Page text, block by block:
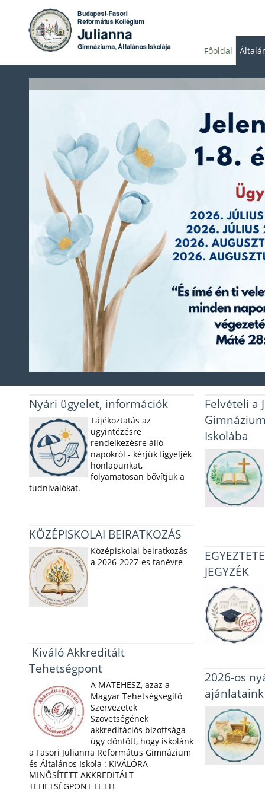
Főoldal
Nyári ügyelet, információk
Tájékoztatás az
ügyintézésre
rendelkezésre álló
napokról - kérjük figyeljék
honlapunkat,
folyamatosan bővítjük a
tudnivalókat.
Felvételi a
Iskolába
KÖZÉPISKOLAI BEIRATKOZÁS
Középiskolai beiratkozás
a 2026-2027-es tanévre
JEGYZÉK
Kiváló Akkreditált
Tehetségpont
A MATEHESZ, azaz a
Magyar Tehetségsegítő
Szervezetek
Szövetségének
akkreditációs bizottsága
úgy döntött, hogy iskolánk
a Fasori Julianna Református Gimnázium
és Általános Iskola : KIVÁLÓRA
MINŐSÍTETT AKKREDITÁLT
TEHETSÉGPONT LETT!
2026-os
ajánlataink